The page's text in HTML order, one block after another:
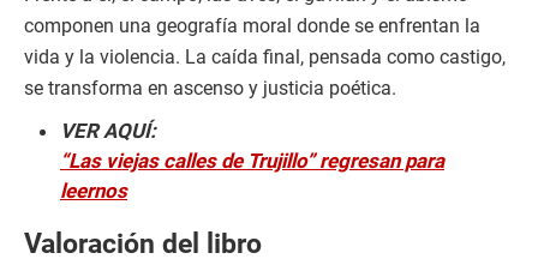
componen una geografía moral donde se enfrentan la
vida y la violencia. La caída final, pensada como castigo,
se transforma en ascenso y justicia poética.
VER AQUÍ:
“Las viejas calles de Trujillo” regresan para
leernos
Valoración del libro